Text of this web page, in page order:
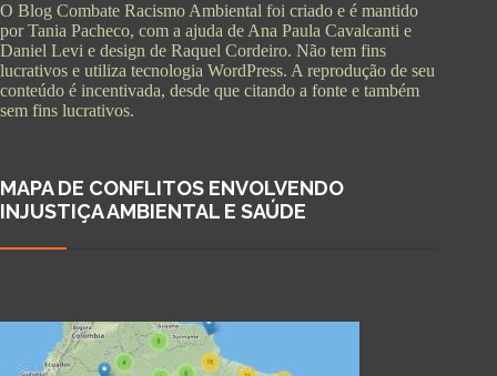
O Blog Combate Racismo Ambiental foi criado e é mantido
por Tania Pacheco, com a ajuda de Ana Paula Cavalcanti e
Daniel Levi e design de Raquel Cordeiro. Não tem fins
lucrativos e utiliza tecnologia WordPress. A reprodução de seu
conteúdo é incentivada, desde que citando a fonte e também
sem fins lucrativos.
MAPA DE CONFLITOS ENVOLVENDO
INJUSTIÇA AMBIENTAL E SAÚDE